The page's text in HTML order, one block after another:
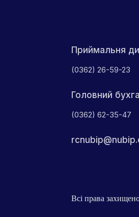
Приймальня
(0362) 26-59-23
Головний
(0362) 62-35-47
Всі права